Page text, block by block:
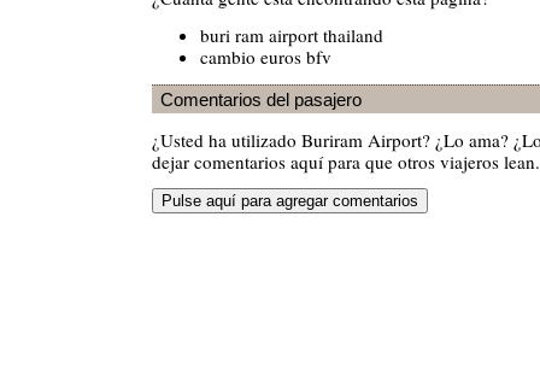
buri ram airport thailand
cambio euros bfv
Comentarios del pasajero
¿Usted ha utilizado Buriram Airport? ¿Lo ama?
dejar comentarios aquí para que otros viajeros lean.